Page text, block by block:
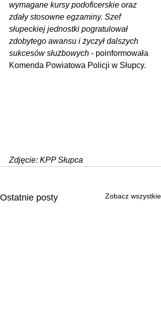
wymagane kursy podoficerskie oraz
zdały stosowne egzaminy. Szef
słupeckiej jednostki pogratulował
zdobytego awansu i życzył dalszych
sukcesów służbowych - poinformowała
Komenda Powiatowa Policji w Słupcy.
Zdjęcie: KPP Słupca
Ostatnie posty Zobacz wszystkie